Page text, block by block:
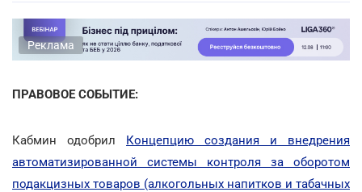
Реклама
ПРАВОВОЕ СОБЫТИЕ:
Кабмин одобрил Концепцию создания и внедрения
автоматизированной системы контроля за оборотом
подакцизных товаров (алкогольных напитков и табачных